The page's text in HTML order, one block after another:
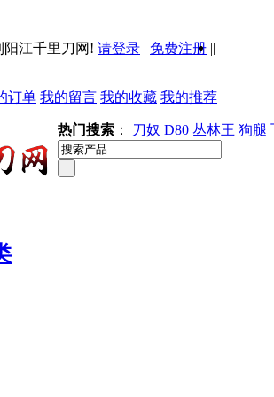
阳江千里刀网! 请登录 | 免费注册 ||
订单 我的留言 我的收藏 我的推荐
热门搜索 ： 刀奴 D80 丛林王 狗腿